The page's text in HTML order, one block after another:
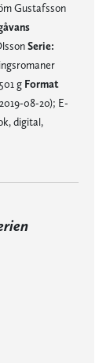
Gustafsson
Serie:
501 g Format
08-20); E-
digital,